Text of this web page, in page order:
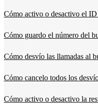
Cómo activo o desactivo el
Cómo guardo el número del
Cómo desvío las llamadas al
Cómo cancelo todos los
Cómo activo o desactivo la